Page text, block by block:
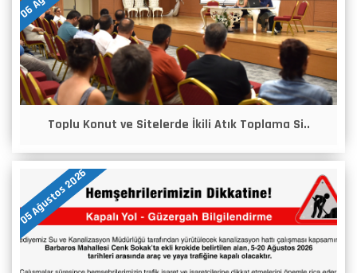
Toplu Konut ve Sitelerde İkili Atık Toplama Si..
05 Ağustos 2026